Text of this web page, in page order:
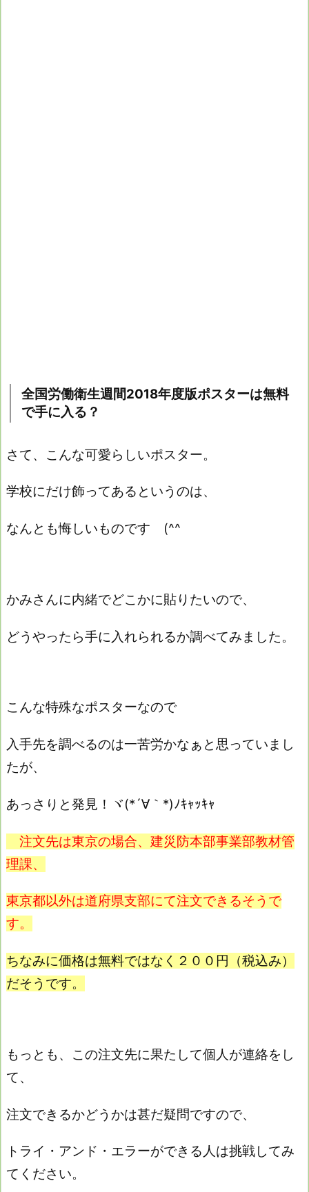
全国労働衛生週間2018年度版ポスターは無料
で手に入る？
さて、こんな可愛らしいポスター。
学校にだけ飾ってあるというのは、
なんとも悔しいものです (^^ゞ
かみさんに内緒でどこかに貼りたいので、
どうやったら手に入れられるか調べてみました。
こんな特殊なポスターなので
入手先を調べるのは一苦労かなぁと思っていまし
たが、
あっさりと発見！ヾ(*´∀｀*)ﾉｷｬｯｷｬ
注文先は東京の場合、建災防本部事業部教材管
理課、
東京都以外は道府県支部にて注文できるそうで
す。
ちなみに価格は無料ではなく ２００円（税込み）
だそうです。
もっとも、この注文先に果たして個人が連絡をし
て、
注文できるかどうかは甚だ疑問ですので、
トライ・アンド・エラーができる人は挑戦してみ
てください。